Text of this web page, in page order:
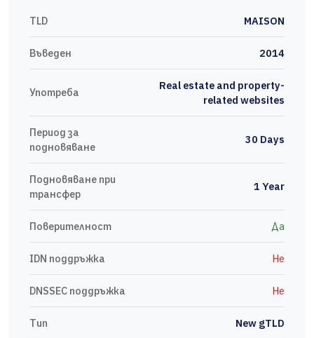
TLD MAISON
Въведен 2014
Употреба
Real estate and property-
related websites
Период за
подновяване
30 Days
Подновяване при
трансфер
1 Year
Поверителност Да
IDN поддръжка Не
DNSSEC поддръжка Не
Тип New gTLD